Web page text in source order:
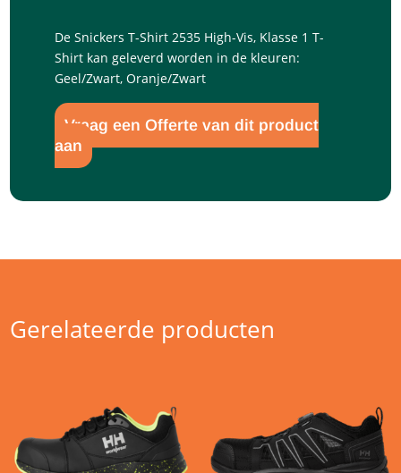
De Snickers T-Shirt 2535 High-Vis, Klasse 1 T-
Shirt kan geleverd worden in de kleuren:
Geel/Zwart, Oranje/Zwart
Vraag een Offerte van dit product
aan
Gerelateerde producten